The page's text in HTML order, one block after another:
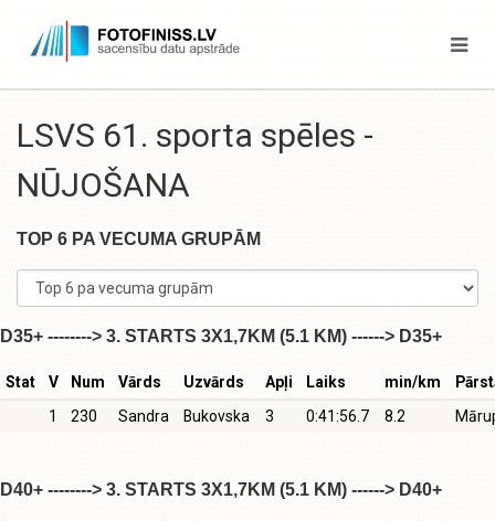
LSVS 61. sporta spēles -
NŪJOŠANA
TOP 6 PA VECUMA GRUPĀM
D35+ --------> 3. STARTS 3X1,7KM (5.1 KM) ------> D35+
Stat V Num Vārds Uzvārds Apļi Laiks min/km
1
230 Sandra Bukovska 3 0:41:56.7 8.2
D40+ --------> 3. STARTS 3X1,7KM (5.1 KM) ------> D40+